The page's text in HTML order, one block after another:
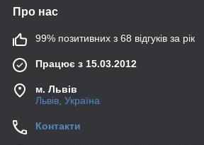
Про нас
99% позитивних з 68 відгуків за рік
Працює з 15.03.2012
м. Львів
Львів, Україна
Контакти